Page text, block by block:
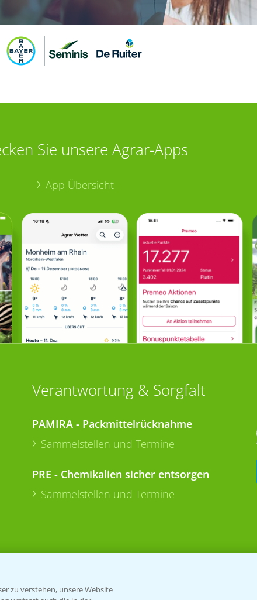
Sie unsere Agrar-Apps
App Übersicht
Verantwortung & Sorgfalt
PAMIRA - Packmittelrücknahme
Sammelstellen und Termine
PRE - Chemikalien sicher entsorgen
Sammelstellen und Termine
zu verstehen, unsere Website